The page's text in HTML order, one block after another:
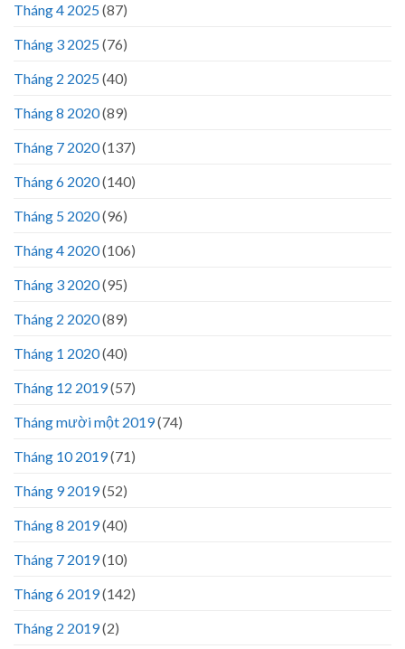
Tháng 4 2025(87)
Tháng 3 2025(76)
Tháng 2 2025(40)
Tháng 8 2020(89)
Tháng 7 2020(137)
Tháng 6 2020(140)
Tháng 5 2020(96)
Tháng 4 2020(106)
Tháng 3 2020(95)
Tháng 2 2020(89)
Tháng 1 2020(40)
Tháng 12 2019(57)
Tháng mười một 2019(74)
Tháng 10 2019(71)
Tháng 9 2019(52)
Tháng 8 2019(40)
Tháng 7 2019(10)
Tháng 6 2019(142)
Tháng 2 2019(2)